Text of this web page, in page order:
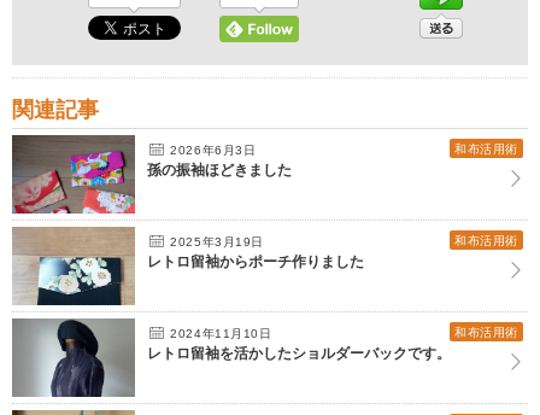
関連記事
2026年6月3日 和布活用術
孫の振袖ほどきました
2025年3月19日 和布活用術
レトロ留袖からポーチ作りました
2024年11月10日 和布活用術
レトロ留袖を活かしたショルダーバックです。